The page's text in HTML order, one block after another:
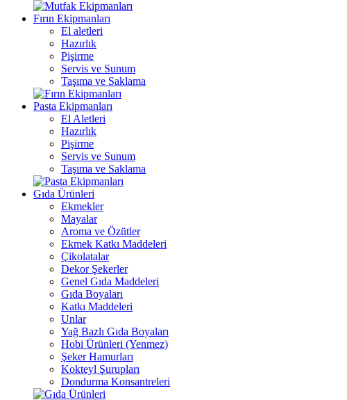
Fırın Ekipmanları
El aletleri
Hazırlık
Pişirme
Servis ve Sunum
Taşıma ve Saklama
Pasta Ekipmanları
El Aletleri
Hazırlık
Pişirme
Servis ve Sunum
Taşıma ve Saklama
Gıda Ürünleri
Ekmekler
Mayalar
Aroma ve Özütler
Ekmek Katkı Maddeleri
Çikolatalar
Dekor Şekerler
Genel Gıda Maddeleri
Gıda Boyaları
Katkı Maddeleri
Unlar
Yağ Bazlı Gıda Boyaları
Hobi Ürünleri (Yenmez)
Şeker Hamurları
Kokteyl Şurupları
Dondurma Konsantreleri